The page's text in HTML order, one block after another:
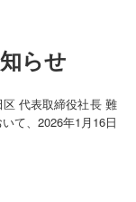
らせ
代表取締役社長 難
て、2026年1月16日